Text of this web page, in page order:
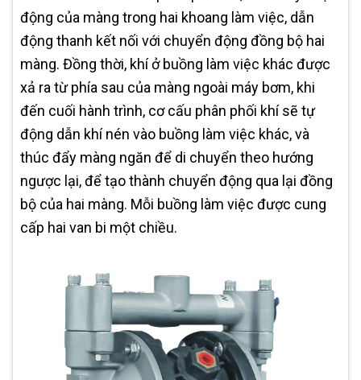
động của màng trong hai khoang làm việc, dẫn
động thanh kết nối với chuyển động đồng bộ hai
màng. Đồng thời, khí ở buồng làm việc khác được
xả ra từ phía sau của màng ngoài máy bơm, khi
đến cuối hành trình, cơ cấu phân phối khí sẽ tự
động dẫn khí nén vào buồng làm việc khác, và
thúc đẩy màng ngăn để di chuyển theo hướng
ngược lại, để tạo thành chuyển động qua lại đồng
bộ của hai màng. Mỗi buồng làm việc được cung
cấp hai van bi một chiều.